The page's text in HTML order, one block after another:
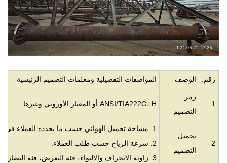
رقم. الوصف المواصفات التفصيلية ومعلمات التصميم الرئيسية
1
رمز
التصميم
ANSI/TIA222G، H أو المعيار الأوروبي وغيرها
2
تحميل
التصميم
1. مساحة تحميل الهوائي حسب ما يحدده العملاء في جميع أنحاء العالم.
2. سرعة الرياح حسب طلب العملاء.
3. زاوية الانحراف والالتواء، فئة التعرض، فئة التضاريس حسب ما يحدده العملاء.